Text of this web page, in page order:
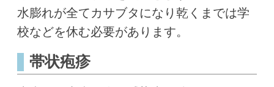
水膨れが全てカサブタになり乾くまでは学
校などを休む必要があります。
帯状疱疹